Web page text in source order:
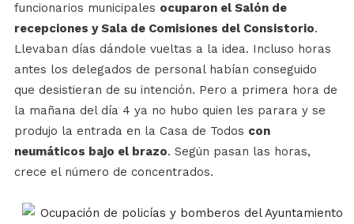
funcionarios municipales ocuparon el Salón de
recepciones y Sala de Comisiones del Consistorio.
Llevaban días dándole vueltas a la idea. Incluso horas
antes los delegados de personal habían conseguido
que desistieran de su intención. Pero a primera hora de
la mañana del día 4 ya no hubo quien les parara y se
produjo la entrada en la Casa de Todos con
neumáticos bajo el brazo. Según pasan las horas,
crece el número de concentrados.